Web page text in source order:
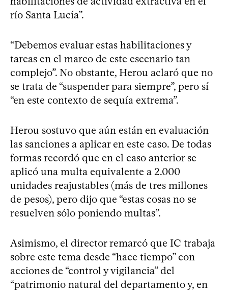
río Santa Lucía”.
“Debemos evaluar estas habilitaciones y
tareas en el marco de este escenario tan
complejo”. No obstante, Herou aclaró que no
se trata de “suspender para siempre”, pero sí
“en este contexto de sequía extrema”.
Herou sostuvo que aún están en evaluación
las sanciones a aplicar en este caso. De todas
formas recordó que en el caso anterior se
aplicó una multa equivalente a 2.000
unidades reajustables (más de tres millones
de pesos), pero dijo que “estas cosas no se
resuelven sólo poniendo multas”.
Asimismo, el director remarcó que IC trabaja
sobre este tema desde “hace tiempo” con
acciones de “control y vigilancia” del
“patrimonio natural del departamento y, en